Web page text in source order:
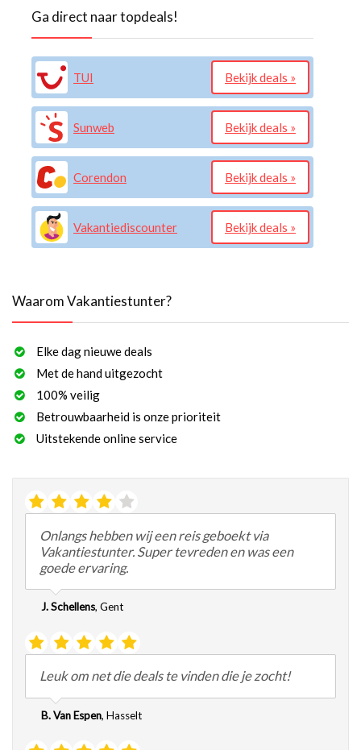
Ga direct naar topdeals!
TUI Bekijk deals »
Sunweb Bekijk deals »
Corendon Bekijk deals »
Vakantiediscounter Bekijk deals »
Waarom Vakantiestunter?
Elke dag nieuwe deals
Met de hand uitgezocht
100% veilig
Betrouwbaarheid is onze prioriteit
Uitstekende online service
Onlangs hebben wij een reis geboekt via
Vakantiestunter. Super tevreden en was een
goede ervaring.
J. Schellens, Gent
Leuk om net die deals te vinden die je zocht!
B. Van Espen, Hasselt